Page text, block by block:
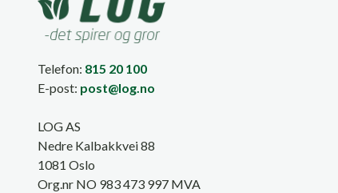
Telefon: 815 20 100
E-post: post@log.no
LOG AS
Nedre Kalbakkvei 88
1081 Oslo
Org.nr NO 983 473 997 MVA